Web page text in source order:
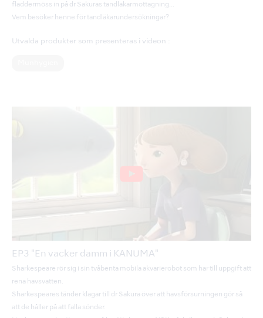
fladdermöss in på dr Sakuras tandläkarmottagning...
Vem besöker henne för tandläkarundersökningar?
Utvalda produkter som presenteras i videon :
EP3 "En vacker damm i KANUMA"
Sharkespeare rör sig i sin tvåbenta mobila akvarierobot som har till uppgift att
rena havsvatten.
Sharkespeares tänder klagar till dr Sakura över att havsförsurningen gör så
att de håller på att falla sönder.